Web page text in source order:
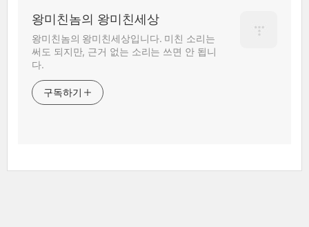
왕미친놈의 왕미친세상
왕미친놈의 왕미친세상입니다. 미친 소리는
써도 되지만, 근거 없는 소리는 쓰면 안 됩니
다.
구독하기